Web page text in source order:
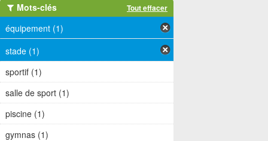
Mots-clés Tout effacer
équipement (1)
stade (1)
sportif (1)
salle de sport (1)
piscine (1)
gymnas (1)